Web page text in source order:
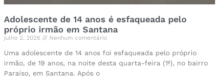
Adolescente de 14 anos é esfaqueada pelo
próprio irmão em Santana
julho 2, 2026 Nenhum comentário
Uma adolescente de 14 anos foi esfaqueada pelo próprio
irmão, de 19 anos, na noite desta quarta-feira (1º), no bairro
Paraíso, em Santana. Após o